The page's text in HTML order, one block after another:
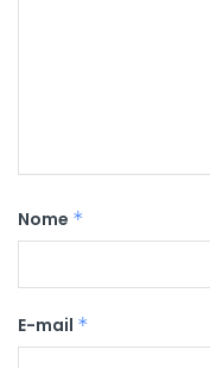
Nome *
E-mail *